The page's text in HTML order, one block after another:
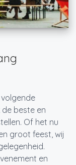
beste en
Of het nu
groot feest, wij
en